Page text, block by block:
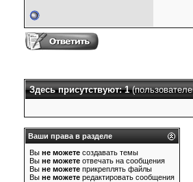
Здесь присутствуют: 1
Ваши права в разделе
Вы не можете создавать темы
Вы не можете отвечать на сообщения
Вы не можете прикреплять файлы
Вы не можете редактировать сообщения